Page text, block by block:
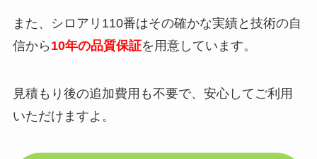
また、シロアリ110番はその確かな実績と技術の自
信から 10年の品質保証を用意しています。
見積もり後の追加費用も不要で、安心してご利用
いただけますよ。